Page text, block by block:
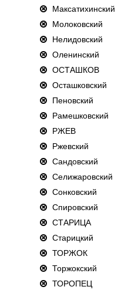
Максатихинский
Молоковский
Нелидовский
Оленинский
ОСТАШКОВ
Осташковский
Пеновский
Рамешковский
РЖЕВ
Ржевский
Сандовский
Селижаровский
Сонковский
Спировский
СТАРИЦА
Старицкий
ТОРЖОК
Торжокский
ТОРОПЕЦ